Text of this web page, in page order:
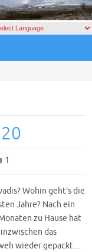
1
Wohin geht’s die
Jahre? Nach ein
zu Hause hat
das
wieder gepackt…